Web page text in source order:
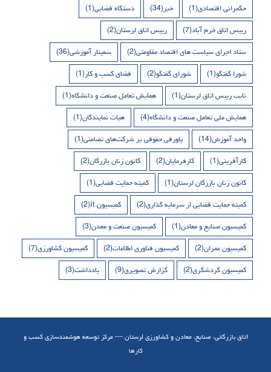
حکمرانی اقتصادی(1) خبر(34) دستگاه قضایی(1)
رییس اتاق خرم آباد(7) رییس اتاق لرستان(2)
ستاد اجرای سیاست های اقتصاد مقاومتی(2) سمینار آموزشی(36)
شورا گفتگو(1) شورای گفتگو(2) فضای کسب و کار(1)
نایب رییس اتاق لرستان(1) همایش تعامل صنعت و دانشگاه(1)
همایش ملی تعامل صنعت و دانشگاه(4) هیات نمایندگان(1)
واحد آموزش(14) پاورقی حقوقی بر شرکت‌های تضامنی(1)
کارآفرینی(1) کارفرمایان(2) کانون زنان بازرگان(2)
کانون زنان بازرگان لرستان(1) کمیته حمایت قضایی(1)
کمیته حمایت قضایی از سرمایه گذاری(2) کمیسیون it (2)
کمیسیون صنایع و معادن(1) کمیسیون صنعت و معدن(3)
کمیسیون عمران(2) کمیسیون فناوری اطلاعات(2) کمیسیون کشاورزی(7)
کمیسیون گردشگری(2) گزارش تصویری(9) یادداشت(3)
اتاق بازرگانی، صنایع، معادن و کشاورزی لرستان — مرکز توسعه هوشمندسازی کسب و
کارها